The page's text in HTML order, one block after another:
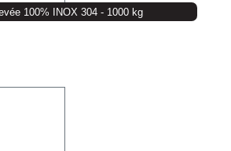
100% INOX 304 - 1000 kg